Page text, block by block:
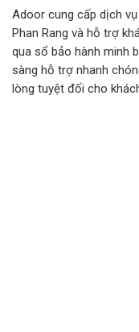
Adoor cung cấp dịch
Phan Rang và hỗ trợ
qua sổ bảo hành minh
sàng hỗ trợ nhanh
lòng tuyệt đối cho